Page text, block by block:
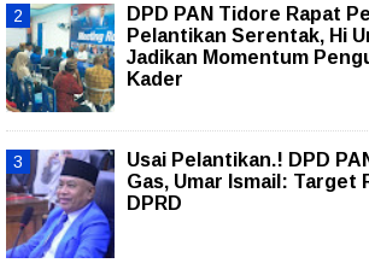
DPD PAN Tidore Rapat
Pelantikan Serentak, Hi
Jadikan Momentum
Kader
Usai Pelantikan.! DPD
Gas, Umar Ismail: Target
DPRD